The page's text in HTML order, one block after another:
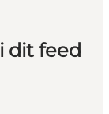
dit feed